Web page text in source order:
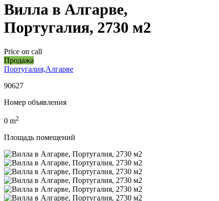
Вилла в Алгарве,
Португалия, 2730 м2
Price on call
Продажа
Португалия,Алгарве
90627
Номер объявления
0 m2
Площадь помещений